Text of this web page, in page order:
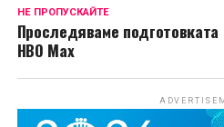
НЕ ПРОПУСКАЙТЕ
Проследяваме
HBO Max